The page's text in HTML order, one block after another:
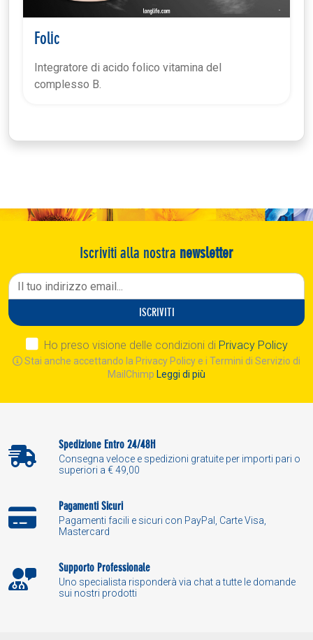
Folic
Integratore di acido folico vitamina del
complesso B.
Iscriviti alla nostra newsletter
ISCRIVITI
Ho preso visione delle condizioni di Privacy Policy
Stai anche accettando la Privacy Policy e i Termini di Servizio di
MailChimp Leggi di più
Spedizione Entro 24/48H
Consegna veloce e spedizioni gratuite per importi pari o
superiori a € 49,00
Pagamenti Sicuri
Pagamenti facili e sicuri con PayPal, Carte Visa,
Mastercard
Supporto Professionale
Uno specialista risponderà via chat a tutte le domande
sui nostri prodotti